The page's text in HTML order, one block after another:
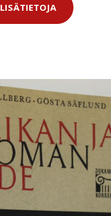
LISÄTIETOJA